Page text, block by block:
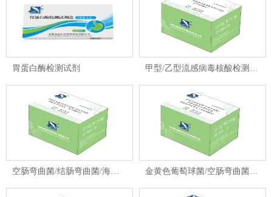
胃蛋白酶检测试剂 甲型/乙型流感病毒核酸检测试剂盒
空肠弯曲菌/结肠弯曲菌/海鸟弯曲菌核酸检测试剂盒 金黄色葡萄球菌/空肠弯曲菌/单核细胞增生李斯特菌核酸检测试剂盒